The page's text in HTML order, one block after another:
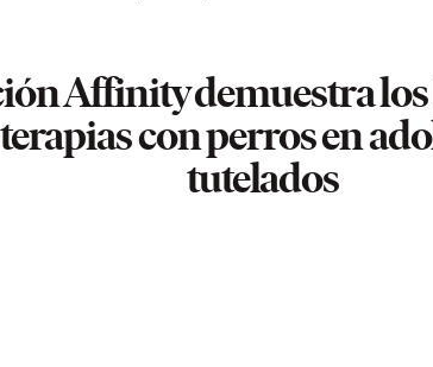
Affinity demuestra los
con perros en
tutelados